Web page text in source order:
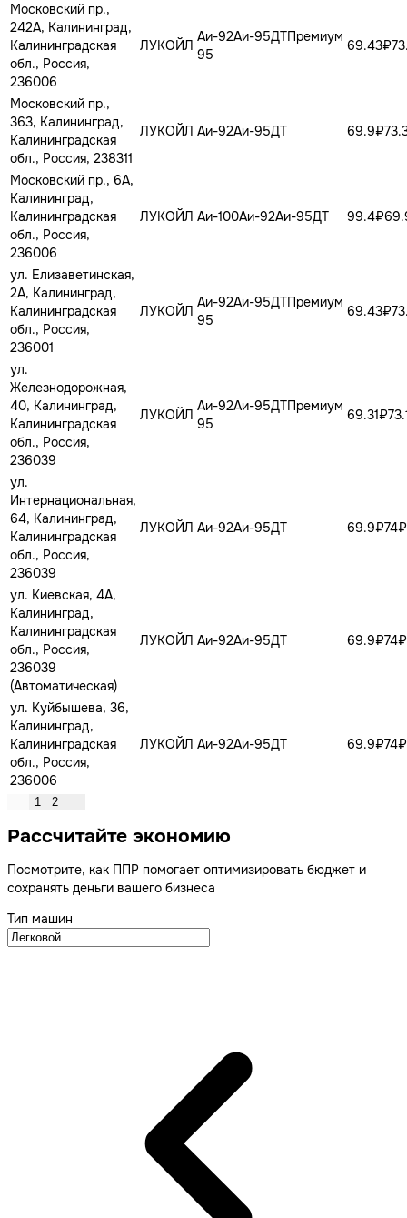
Московский пр.,
242А, Калининград,
Калининградская
обл., Россия,
236006
ЛУКОЙЛ
Аи-92Аи-95ДТПремиум
95
69.43₽
Московский пр.,
363, Калининград,
Калининградская
обл., Россия, 238311
ЛУКОЙЛ Аи-92Аи-95ДТ 69.9₽
Московский пр., 6А,
Калининград,
Калининградская
обл., Россия,
236006
ЛУКОЙЛ Аи-100Аи-92Аи-95ДТ 99.4₽
ул. Елизаветинская,
2А, Калининград,
Калининградская
обл., Россия,
236001
ЛУКОЙЛ
Аи-92Аи-95ДТПремиум
95
69.43₽
ул.
Железнодорожная,
40, Калининград,
Калининградская
обл., Россия,
236039
ЛУКОЙЛ
Аи-92Аи-95ДТПремиум
95
69.31₽
ул.
Интернациональная,
64, Калининград,
Калининградская
обл., Россия,
236039
ЛУКОЙЛ Аи-92Аи-95ДТ 69.9₽74₽
ул. Киевская, 4А,
Калининград,
Калининградская
обл., Россия,
236039
(Автоматическая)
ЛУКОЙЛ Аи-92Аи-95ДТ 69.9₽74₽
ул. Куйбышева, 36,
Калининград,
Калининградская
обл., Россия,
236006
ЛУКОЙЛ Аи-92Аи-95ДТ 69.9₽74₽
1 2
Рассчитайте экономию
Посмотрите, как ППР помогает оптимизировать бюджет и
сохранять деньги вашего бизнеса
Тип машин